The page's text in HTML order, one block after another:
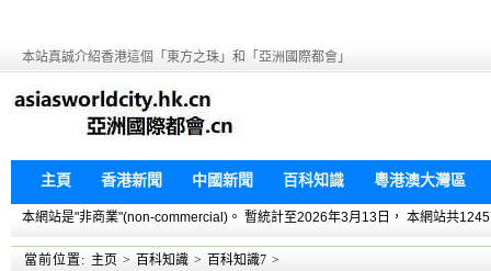
本站真誠介紹香港這個「東方之珠」和「亞洲國際都會」
主頁 香港新聞 中國新聞 百科知識 粵港澳大灣區
本網站是"非商業"(non-commercial)。 暫統計至2026年3月13日， 本網站共
當前位置: 主页 > 百科知識 > 百科知識7 >